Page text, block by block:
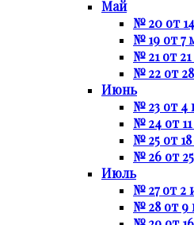
Май
№ 20 от
№ 19 от 7
№ 21 от
№ 22 от
Июнь
№ 23 от 4
№ 24 от
№ 25 от
№ 26 от
Июль
№ 27 от 2
№ 28 от 9